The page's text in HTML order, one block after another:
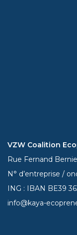
VZW Coalition
Rue Fernand
N° d’entreprise /
ING : IBAN BE39
info@kaya-